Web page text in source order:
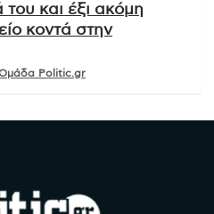
του και έξι ακόμη
κοντά στην
Ομάδα Politic.gr